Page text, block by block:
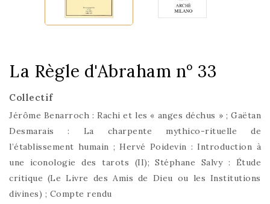
La Règle d'Abraham n° 33
Collectif
Jérôme Benarroch : Rachi et les « anges déchus » ; Gaëtan
Desmarais : La charpente mythico-rituelle de
l’établissement humain ; Hervé Poidevin : Introduction à
une iconologie des tarots (II); Stéphane Salvy : Étude
critique (Le Livre des Amis de Dieu ou les Institutions
divines) ; Compte rendu